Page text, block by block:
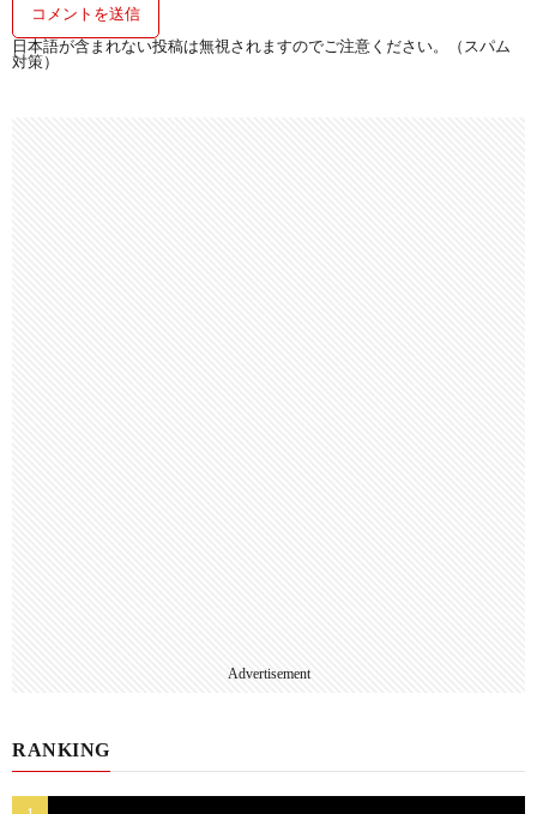
日本語が含まれない投稿は無視されますのでご注意ください。（スパム
対策）
Advertisement
RANKING